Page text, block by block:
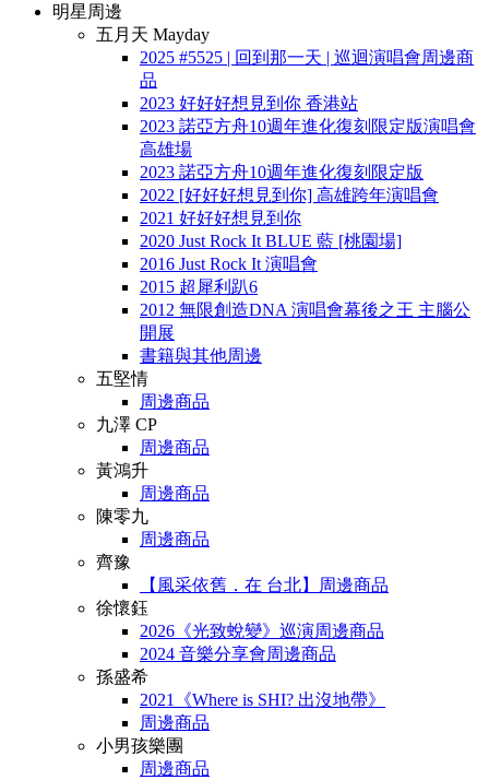
明星周邊
五月天 Mayday
2025 #5525 | 回到那一天 | 巡迴演唱會周邊商
品
2023 好好好想見到你 香港站
2023 諾亞方舟10週年進化復刻限定版演唱會
高雄場
2023 諾亞方舟10週年進化復刻限定版
2022 [好好好想見到你] 高雄跨年演唱會
2021 好好好想見到你
2020 Just Rock It BLUE 藍 [桃園場]
2016 Just Rock It 演唱會
2015 超犀利趴6
2012 無限創造DNA 演唱會幕後之王 主腦公
開展
書籍與其他周邊
五堅情
周邊商品
九澤 CP
周邊商品
黃鴻升
周邊商品
陳零九
周邊商品
齊豫
【風采依舊．在 台北】周邊商品
徐懷鈺
2026《光致蛻變》巡演周邊商品
2024 音樂分享會周邊商品
孫盛希
2021《Where is SHI? 出沒地帶》
周邊商品
小男孩樂團
周邊商品